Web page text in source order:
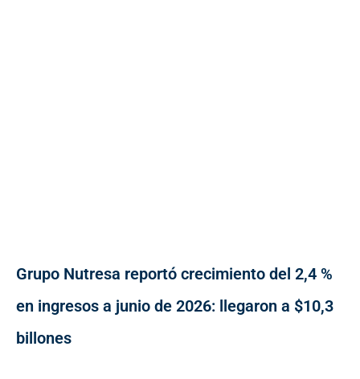
Grupo Nutresa reportó crecimiento del 2,4 %
en ingresos a junio de 2026: llegaron a $10,3
billones